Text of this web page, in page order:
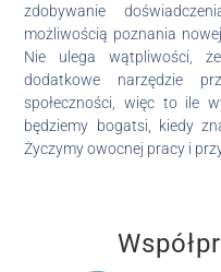
zdobywanie
możliwością poznania
Nie ulega wątpliwości,
dodatkowe narzędzie
społeczności, więc to ile
będziemy bogatsi, kiedy
Życzymy owocnej pracy i